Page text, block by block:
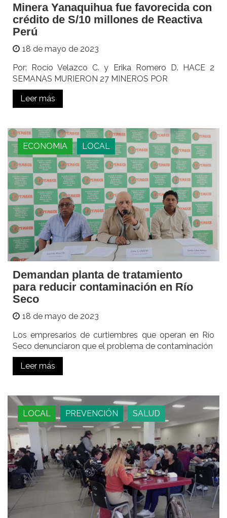
Minera Yanaquihua fue favorecida con
crédito de S/10 millones de Reactiva
Perú
18 de mayo de 2023
Por: Rocío Velazco C. y Erika Romero D. HACE 2
SEMANAS MURIERON 27 MINEROS POR
Leer más
ECONOMIA LOCAL
Demandan planta de tratamiento
para reducir contaminación en Río
Seco
18 de mayo de 2023
Los empresarios de curtiembres que operan en Río
Seco denunciaron que el problema de contaminación
Leer más
LOCAL PREVENCIÓN SALUD